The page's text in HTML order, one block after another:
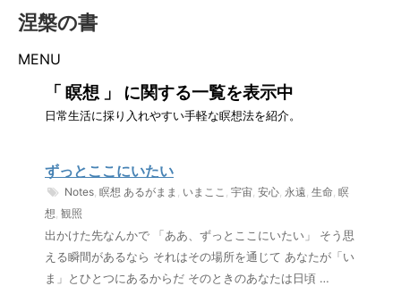
涅槃の書
MENU
「 瞑想 」 に関する一覧を表示中
日常生活に採り入れやすい手軽な瞑想法を紹介。
ずっとここにいたい
Notes, 瞑想 あるがまま , いまここ , 宇宙, 安心, 永遠, 生命, 瞑
想, 観照
出かけた先なんかで 「ああ、ずっとここにいたい」 そう思
える瞬間があるなら それはその場所を通じて あなたが「い
ま」とひとつにあるからだ そのときのあなたは日頃 …